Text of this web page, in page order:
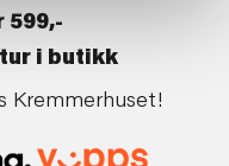
599,-
i butikk
Kremmerhuset!